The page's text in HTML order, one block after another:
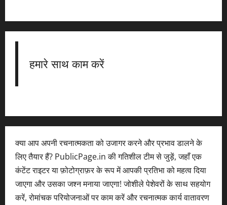
हमारे साथ काम करें
क्या आप अपनी रचनात्मकता को उजागर करने और प्रभाव डालने के
लिए तैयार हैं? PublicPage.in की गतिशील टीम से जुड़ें, जहाँ एक
कंटेंट राइटर या फ़ोटोग्राफ़र के रूप में आपकी प्रतिभा को महत्व दिया
जाएगा और उसका जश्न मनाया जाएगा! जोशीले पेशेवरों के साथ सहयोग
करें, रोमांचक परियोजनाओं पर काम करें और रचनात्मक कार्य वातावरण